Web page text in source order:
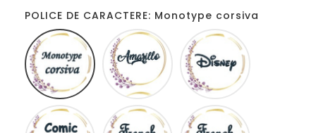
POLICE DE CARACTERE: Monotype corsiva
Monotype
corsiva
Amarillo
Comic
sans
French
script